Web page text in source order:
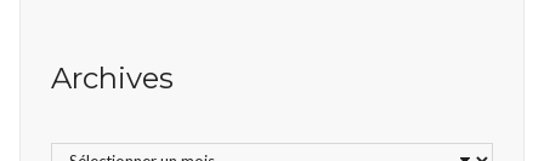
Archives